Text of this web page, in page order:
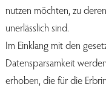
nutzen möchten, zu
unerlässlich sind.
Im Einklang mit den
Datensparsamkeit
erhoben, die für die